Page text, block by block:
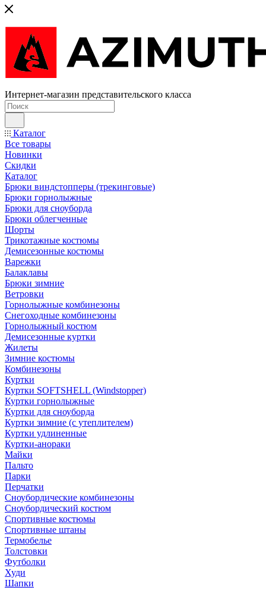
Интернет-магазин представительского класса
Каталог
Все товары
Новинки
Скидки
Каталог
Брюки виндстопперы (трекинговые)
Брюки горнолыжные
Брюки для сноуборда
Брюки облегченные
Шорты
Трикотажные костюмы
Демисезонные костюмы
Варежки
Балаклавы
Брюки зимние
Ветровки
Горнолыжные комбинезоны
Снегоходные комбинезоны
Горнолыжный костюм
Демисезонные куртки
Жилеты
Зимние костюмы
Комбинезоны
Куртки
Куртки SOFTSHELL (Windstopper)
Куртки горнолыжные
Куртки для сноуборда
Куртки зимние (с утеплителем)
Куртки удлиненные
Куртки-анораки
Майки
Пальто
Парки
Перчатки
Сноубордические комбинезоны
Сноубордический костюм
Спортивные костюмы
Спортивные штаны
Термобелье
Толстовки
Футболки
Худи
Шапки